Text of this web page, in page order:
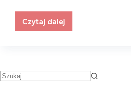
Czytaj dalej
Obsługa
w
e-